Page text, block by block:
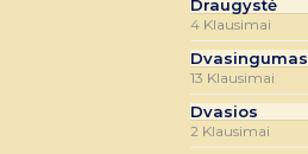
Draugystė
4 Klausimai
Dvasingumas
13 Klausimai
Dvasios
2 Klausimai